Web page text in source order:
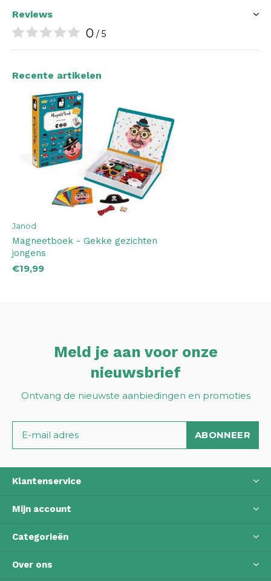
Reviews
0 / 5
Recente artikelen
Janod
Magneetboek - Gekke gezichten
jongens
€19,99
Meld je aan voor onze
nieuwsbrief
Ontvang de nieuwste aanbiedingen en promoties
ABONNEER
Klantenservice
Mijn account
Categorieën
Over ons